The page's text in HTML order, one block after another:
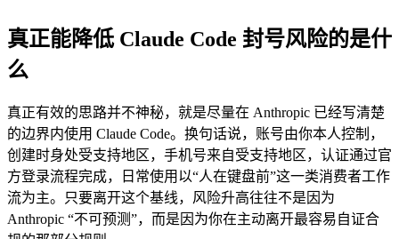
真正能降低 Claude Code 封号风险的是什
么
真正有效的思路并不神秘，就是尽量在 Anthropic 已经写清楚
的边界内使用 Claude Code。换句话说，账号由你本人控制，
创建时身处受支持地区，手机号来自受支持地区，认证通过官
方登录流程完成，日常使用以“人在键盘前”这一类消费者工作
流为主。只要离开这个基线，风险升高往往不是因为
Anthropic “不可预测”，而是因为你在主动离开最容易自证合